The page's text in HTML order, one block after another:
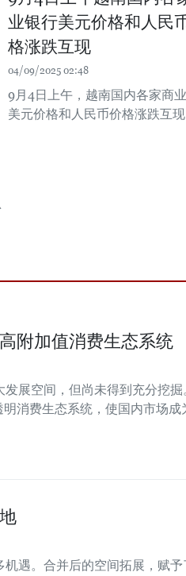
业银行美元价格和人民
格涨跌互现
04/09/2025 02:48
9月4日上午，越南国内各家商
美元价格和人民币价格涨跌互现
附加值消费生态系统
展空间，但尚未得到充分挖掘
消费生态系统，使国内市场成
遇。合并后的空间拓展，赋予